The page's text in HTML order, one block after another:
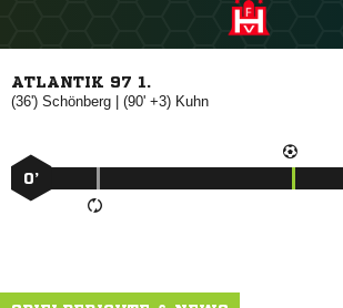
ATLANTIK 97 1.
(36')  | (90' +3) 
0’